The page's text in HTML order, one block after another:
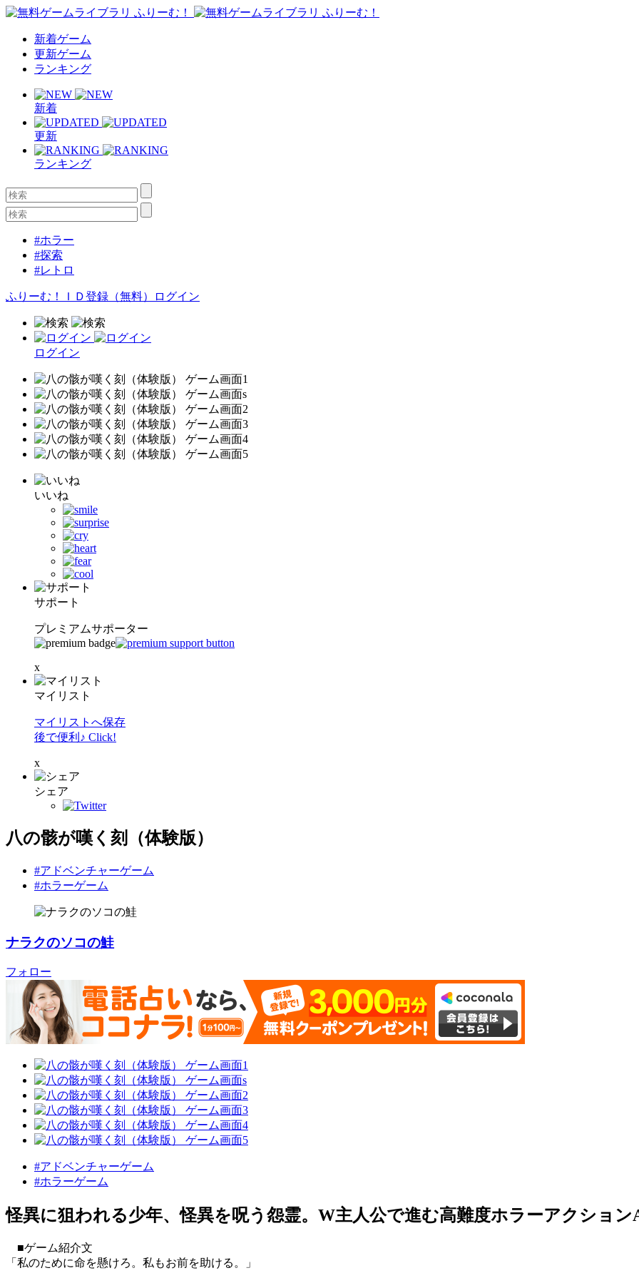
新着ゲーム
更新ゲーム
ランキング
新着
更新
ランキング
#ホラー
#探索
#レトロ
ふりーむ！ＩＤ登録（無料） ログイン
ログイン
いいね
サポート
プレミアムサポーター
x
マイリスト
マイリストへ保存
後で便利♪ Click!
x
シェア
八の骸が嘆く刻（体験版）
#アドベンチャーゲーム
#ホラーゲーム
ナラクのソコの鮭
フォロー
#アドベンチャーゲーム
#ホラーゲーム
怪異に狙われる少年、怪異を呪う怨霊。W主人公で進む高難度ホラーアクション
■ゲーム紹介文
「私のために命を懸けろ。私もお前を助ける。」